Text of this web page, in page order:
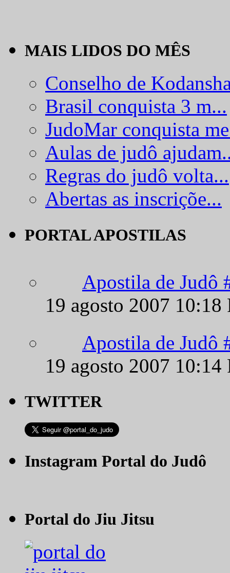
Conselho de
JudoMar conquista
Aulas de judô
Regras do judô volta...
Abertas as inscriçõe...
PORTAL APOSTILAS
Apostila de Judô
Apostila de Judô
TWITTER
Instagram Portal do Judô